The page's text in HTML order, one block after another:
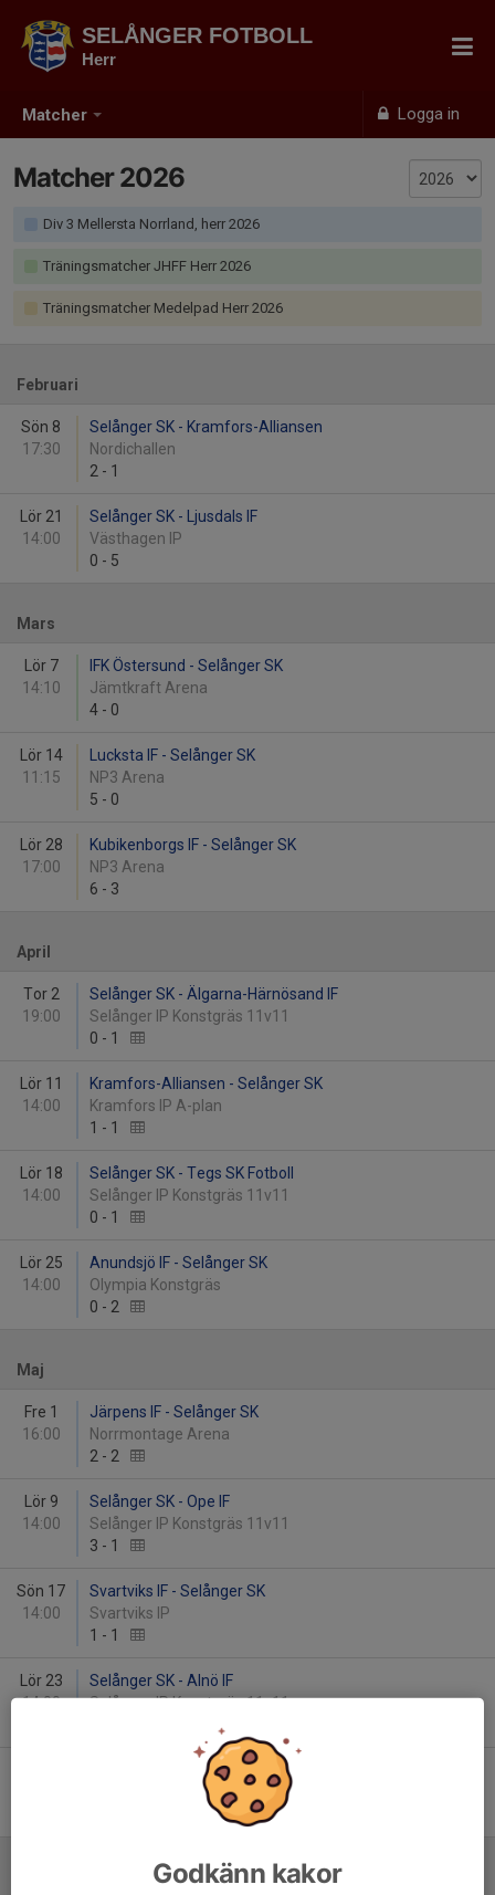
Matcher Logga in
SELÅNGER FOTBOLL
Herr
Matcher 2026
Div 3 Mellersta Norrland, herr 2026
Träningsmatcher JHFF Herr 2026
Träningsmatcher Medelpad Herr 2026
Februari
Sön 8
17:30
Selånger SK - Kramfors-Alliansen
Nordichallen
2 - 1
Lör 21
14:00
Selånger SK - Ljusdals IF
Västhagen IP
0 - 5
Mars
Lör 7
14:10
IFK Östersund - Selånger SK
Jämtkraft Arena
4 - 0
Lör 14
11:15
Lucksta IF - Selånger SK
NP3 Arena
5 - 0
Lör 28
17:00
Kubikenborgs IF - Selånger SK
NP3 Arena
6 - 3
April
Tor 2
19:00
Selånger SK - Älgarna-Härnösand IF
Selånger IP Konstgräs 11v11
0 - 1
Lör 11
14:00
Kramfors-Alliansen - Selånger SK
Kramfors IP A-plan
1 - 1
Lör 18
14:00
Selånger SK - Tegs SK Fotboll
Selånger IP Konstgräs 11v11
0 - 1
Lör 25
14:00
Anundsjö IF - Selånger SK
Olympia Konstgräs
0 - 2
Maj
Fre 1
16:00
Järpens IF - Selånger SK
Norrmontage Arena
2 - 2
Lör 9
14:00
Selånger SK - Ope IF
Selånger IP Konstgräs 11v11
3 - 1
Sön 17
14:00
Svartviks IF - Selånger SK
Svartviks IP
1 - 1
Lör 23
14:00
Selånger SK - Alnö IF
Selånger IP Konstgräs 11v11
Cosmos FK - Selånger SK
Godkänn kakor